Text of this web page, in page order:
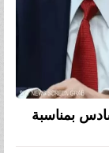
بمناسبة